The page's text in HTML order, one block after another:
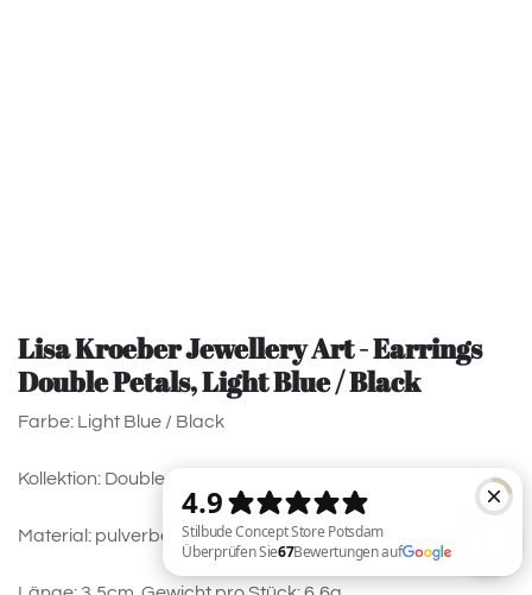
Lisa Kroeber Jewellery Art - Earrings
Double Petals, Light Blue / Black
Farbe: Light Blue / Black
Kollektion: Double Petals
Material: pulverbeschichtetes Messing, 925 Silver.